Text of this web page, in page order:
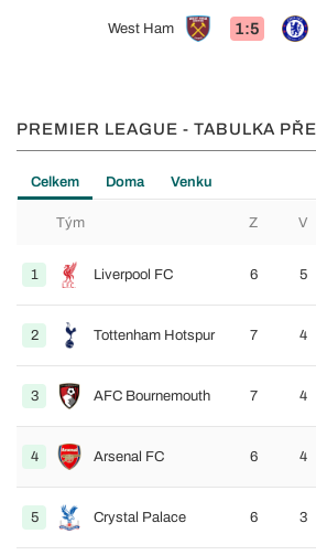
West Ham 1:5
PREMIER LEAGUE - TABULKA
Celkem Doma Venku
Tým Z V
1 Liverpool FC 6 5
2 Tottenham Hotspur 7 4
3 AFC Bournemouth 7 4
4 Arsenal FC 6 4
5 Crystal Palace 6 3